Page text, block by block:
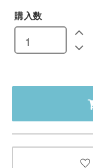
購入数